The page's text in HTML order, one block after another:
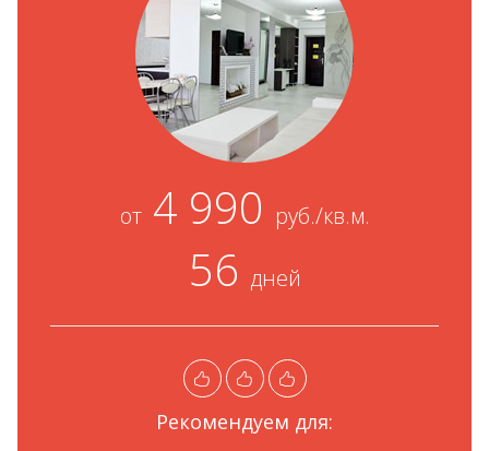
от4 990 руб./кв.м.
56 дней
Рекомендуем для: